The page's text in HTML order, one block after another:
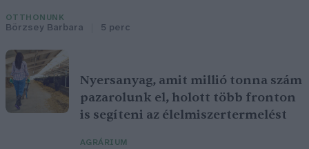
OTTHONUNK
Börzsey Barbara 5 perc
Nyersanyag, amit millió tonna szám
pazarolunk el, holott több fronton
is segíteni az élelmiszertermelést
AGRÁRIUM